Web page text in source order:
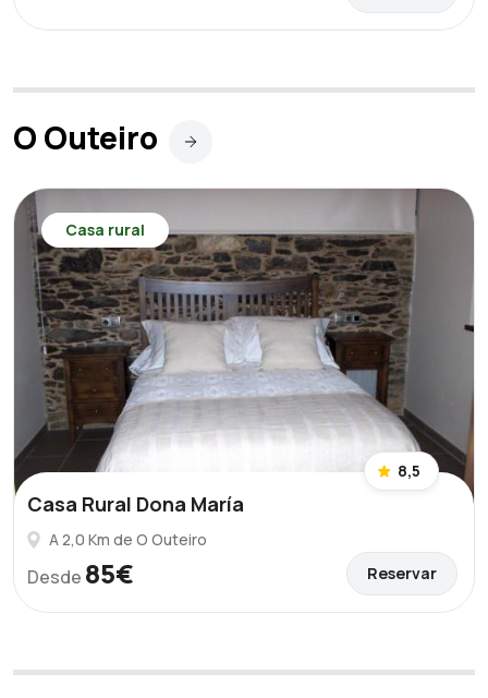
O Outeiro
Casa rural
8,5
Casa Rural Dona María
A 2,0 Km de O Outeiro
Desde 85€ Reservar